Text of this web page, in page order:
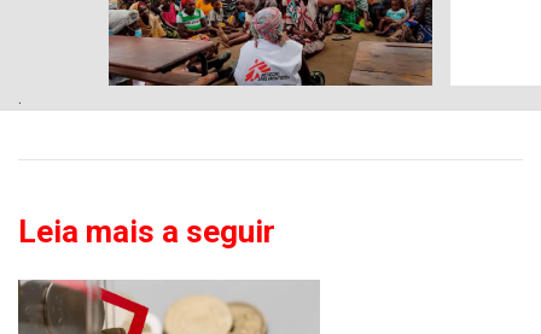
.
Leia mais a seguir